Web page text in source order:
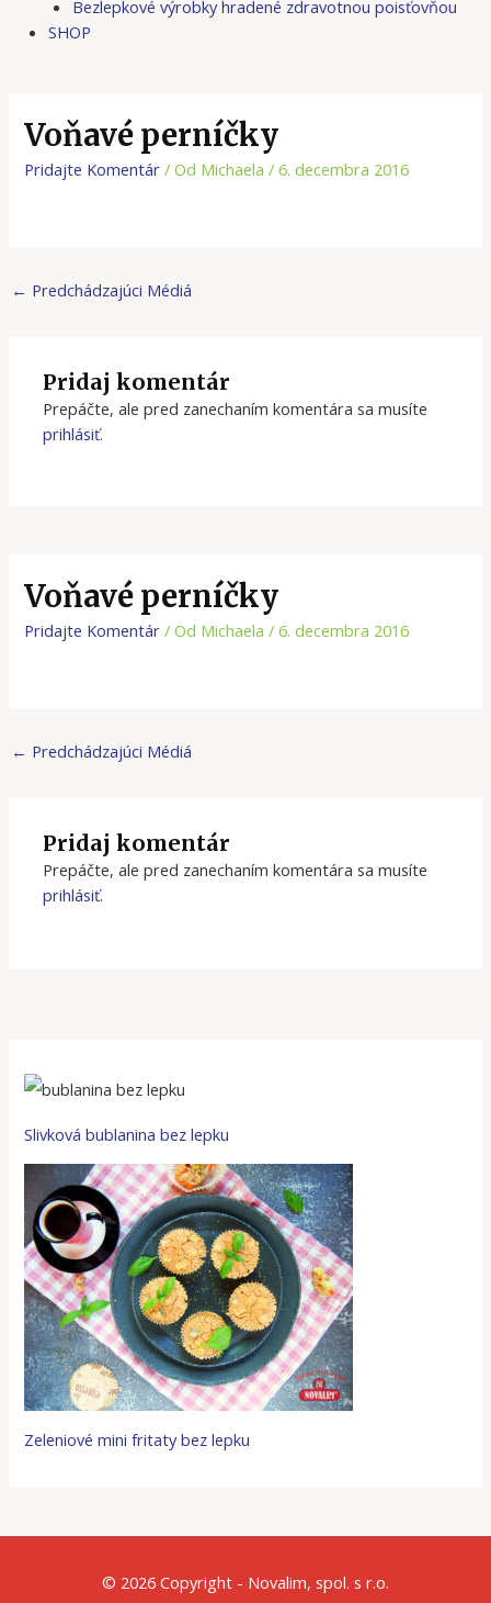
Bezlepkové výrobky hradené zdravotnou poisťovňou
SHOP
Voňavé perníčky
Pridajte Komentár / Od Michaela/6. decembra 2016
← Predchádzajúci Médiá
Pridaj komentár
Prepáčte, ale pred zanechaním komentára sa musíte
prihlásiť.
Voňavé perníčky
Pridajte Komentár / Od Michaela/6. decembra 2016
← Predchádzajúci Médiá
Pridaj komentár
Prepáčte, ale pred zanechaním komentára sa musíte
prihlásiť.
Slivková bublanina bez lepku
Zeleniové mini fritaty bez lepku
© 2026 Copyright - Novalim, spol. s r.o.